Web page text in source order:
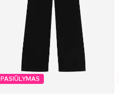
PASIŪLYMAS